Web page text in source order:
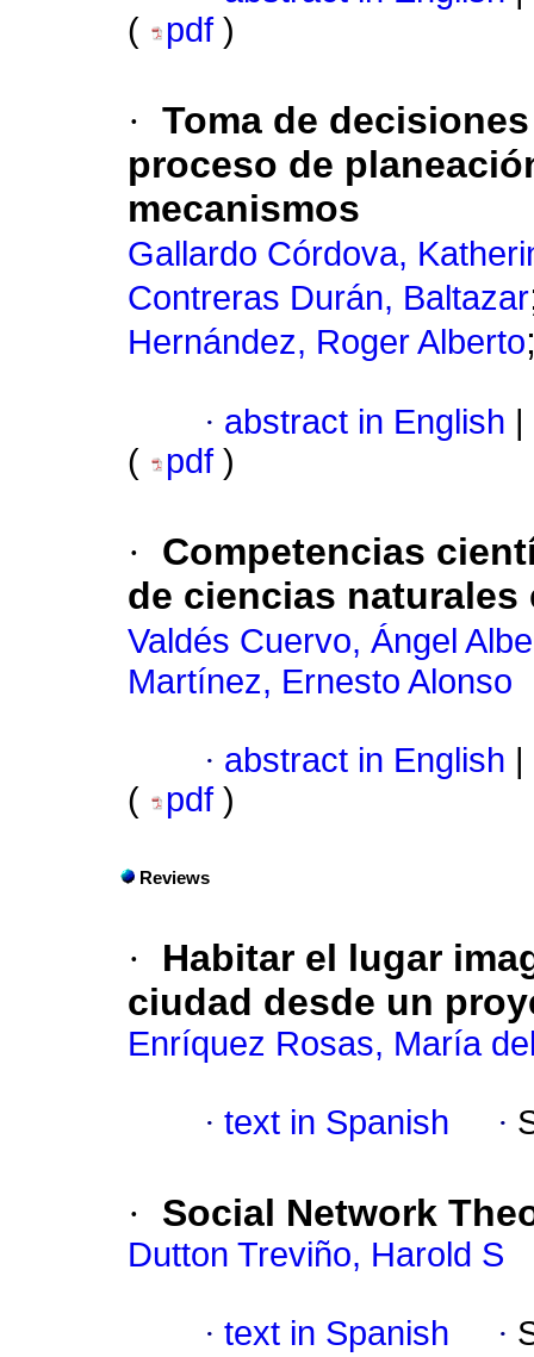
(
pdf )
· Toma de
proceso de
mecanismos
Gallardo Córdova,
Contreras Durán, Baltazar
Hernández, Roger Alberto
· abstract in English
(
pdf )
·
Competencias
de ciencias naturales
Valdés Cuervo, Ángel
Martínez, Ernesto Alonso
· abstract in English
(
pdf )
Reviews
·
Habitar el lugar
ciudad desde un
Enríquez Rosas, María
· text in Spanish ·
· Social Network
Dutton Treviño, Harold S
· text in Spanish ·